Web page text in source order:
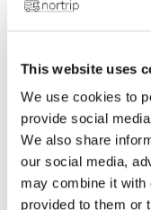
This website uses
We use cookies to
provide social
We also share
our social media,
may combine it with
provided to them or